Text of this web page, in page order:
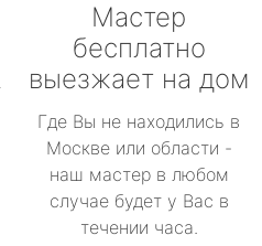
Мастер
бесплатно
выезжает на дом
Где Вы не находились в
Москве или области -
наш мастер в любом
случае будет у Вас в
течении часа.